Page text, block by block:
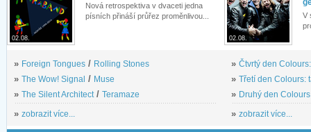
02.08.
Nová retrospektiva v dvaceti jedna
písních přináší průřez proměnlivou...
» Foreign Tongues / Rolling Stones
» The Wow! Signal / Muse
» The Silent Architect/ Teramaze
» zobrazit více...
02.08.
V
» Čtvrtý den
» Třetí den Colours:
» Druhý den
» zobrazit více...